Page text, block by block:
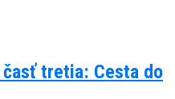
tretia: Cesta do